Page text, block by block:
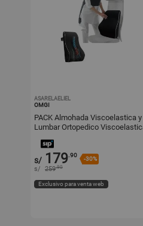
ASARELAELIEL
OMGI
PACK Almohada Viscoelastica y
Lumbar Ortopedico
s/ 179.90
-30%
s/ 259.90
Exclusivo para venta web